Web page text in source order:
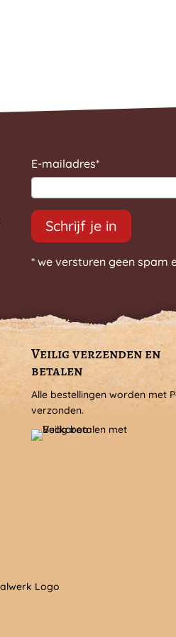
E-mailadres*
Schrijf je in
* we versturen geen spam
Veilig verzenden en
betalen
Alle bestellingen worden met
verzonden.